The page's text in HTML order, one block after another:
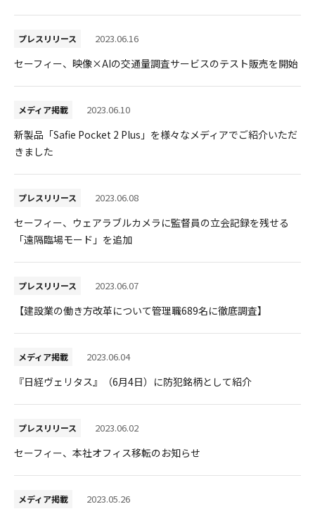
プレスリリース 2023.06.16
セーフィー、映像×AIの交通量調査サービスのテスト販売を開始
メディア掲載 2023.06.10
新製品「Safie Pocket 2 Plus」を様々なメディアでご紹介いただ
きました
プレスリリース 2023.06.08
セーフィー、ウェアラブルカメラに監督員の立会記録を残せる
「遠隔臨場モード」を追加
プレスリリース 2023.06.07
【建設業の働き方改革について管理職689名に徹底調査】
メディア掲載 2023.06.04
『日経ヴェリタス』（6月4日）に防犯銘柄として紹介
プレスリリース 2023.06.02
セーフィー、本社オフィス移転のお知らせ
メディア掲載 2023.05.26